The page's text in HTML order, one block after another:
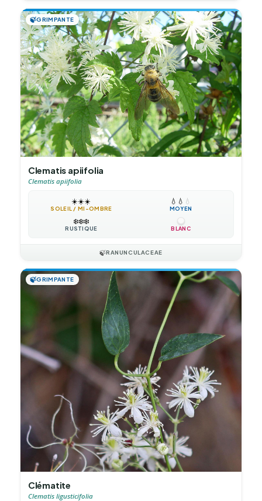
🍃GRIMPANTE
Clematis apiifolia
Clematis apiifolia
☀️☀️☀️
SOLEIL / MI-OMBRE
💧 💧 💧
MOYEN
❄️❄️❄️
RUSTIQUE BLANC
🍃RANUNCULACEAE
🍃GRIMPANTE
Clématite
Clematis ligusticifolia